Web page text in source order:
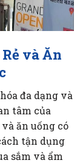
và Ăn
đa dạng và
tâm của
ăn uống có
tận dụng
sắm và ẩm